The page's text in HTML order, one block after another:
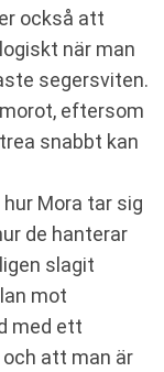
också att
när man
segersviten.
eftersom
snabbt kan
Mora tar sig
de hanterar
slagit
mot
med ett
att man är